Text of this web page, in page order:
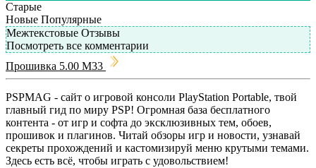
Старые
Новые Популярные
Межтекстовые Отзывы
Посмотреть все комментарии
Прошивка 5.00 M33
PSPMAG - cайт о игровой консоли PlayStation Portable, твой
главный гид по миру PSP! Огромная база бесплатного
контента - от игр и софта до эксклюзивных тем, обоев,
прошивок и плагинов. Читай обзоры игр и новости, узнавай
секреты прохождений и кастомизируй меню крутыми темами.
Здесь есть всё, чтобы играть с удовольствием!